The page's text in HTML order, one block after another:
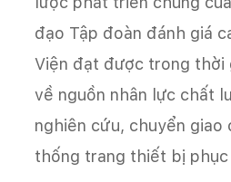
đạo Tập đoàn đánh giá
Viện đạt được trong thời
về nguồn nhân lực chất
nghiên cứu, chuyển giao
thống trang thiết bị phục